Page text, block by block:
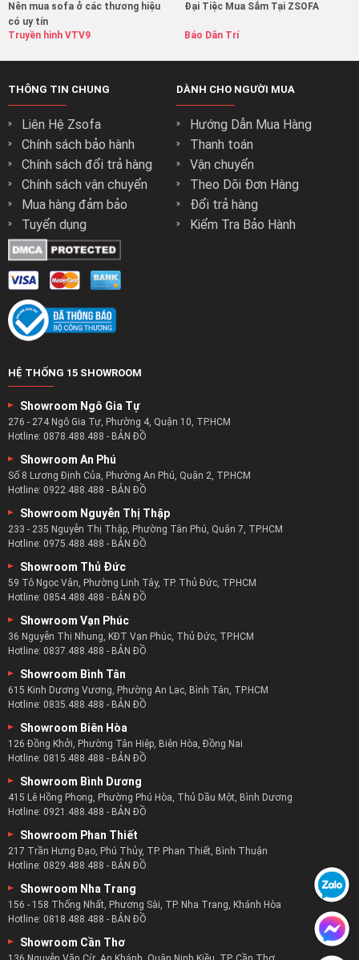
Nên mua sofa ở các thương hiệu
có uy tín
Truyền hình VTV9
Đại Tiệc Mua Sắm Tại ZSOFA
Báo Dân Trí
THÔNG TIN CHUNG
Liên Hệ Zsofa
Chính sách bảo hành
Chính sách đổi trả hàng
Chính sách vận chuyển
Mua hàng đảm bảo
Tuyển dụng
DÀNH CHO NGƯỜI MUA
Hướng Dẫn Mua Hàng
Thanh toán
Vận chuyển
Theo Dõi Đơn Hàng
Đổi trả hàng
Kiểm Tra Bảo Hành
HỆ THỐNG 15 SHOWROOM
Showroom Ngô Gia Tự
276 - 274 Ngô Gia Tự, Phường 4, Quận 10, TP.HCM
Hotline: 0878.488.488 - BẢN ĐỒ
Showroom An Phú
Số 8 Lương Định Của, Phường An Phú, Quận 2, TP.HCM
Hotline: 0922.488.488 - BẢN ĐỒ
Showroom Nguyễn Thị Thập
233 - 235 Nguyễn Thị Thập, Phường Tân Phú, Quận 7, TP.HCM
Hotline: 0975.488.488 - BẢN ĐỒ
Showroom Thủ Đức
59 Tô Ngọc Vân, Phường Linh Tây, TP. Thủ Đức, TP.HCM
Hotline: 0854.488.488 - BẢN ĐỒ
Showroom Vạn Phúc
36 Nguyễn Thị Nhung, KĐT Vạn Phúc, Thủ Đức, TP.HCM
Hotline: 0837.488.488 - BẢN ĐỒ
Showroom Bình Tân
615 Kinh Dương Vương, Phường An Lạc, Bình Tân, TP.HCM
Hotline: 0835.488.488 - BẢN ĐỒ
Showroom Biên Hòa
126 Đồng Khởi, Phường Tân Hiệp, Biên Hòa, Đồng Nai
Hotline: 0815.488.488 - BẢN ĐỒ
Showroom Bình Dương
415 Lê Hồng Phong, Phường Phú Hòa, Thủ Dầu Một, Bình Dương
Hotline: 0921.488.488 - BẢN ĐỒ
Showroom Phan Thiết
217 Trần Hưng Đạo, Phú Thủy, TP. Phan Thiết, Bình Thuận
Hotline: 0829.488.488 - BẢN ĐỒ
Showroom Nha Trang
156 - 158 Thống Nhất, Phương Sài, TP. Nha Trang, Khánh Hòa
Hotline: 0818.488.488 - BẢN ĐỒ
Showroom Cần Thơ